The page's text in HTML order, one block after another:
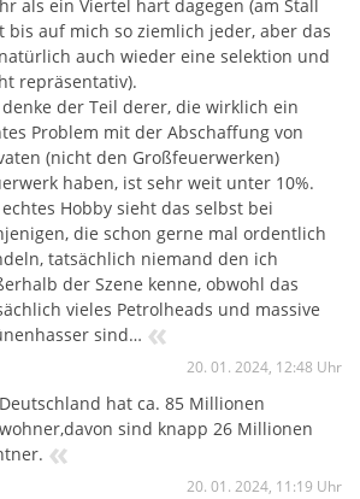
als ein Viertel hart dagegen (am Stall
bis auf mich so ziemlich jeder, aber das
auch wieder eine selektion und
repräsentativ).
denke der Teil derer, die wirklich ein
Problem mit der Abschaffung von
(nicht den Großfeuerwerken)
haben, ist sehr weit unter 10%.
Hobby sieht das selbst bei
die schon gerne mal ordentlich
tatsächlich niemand den ich
der Szene kenne, obwohl das
vieles Petrolheads und massive
sind… «
20. 01. 2024, 12:48 Uhr
Deutschland hat ca. 85 Millionen
sind knapp 26 Millionen
«
20. 01. 2024, 11:19 Uhr